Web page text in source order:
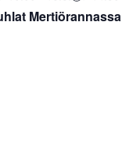
Mertiörannassa